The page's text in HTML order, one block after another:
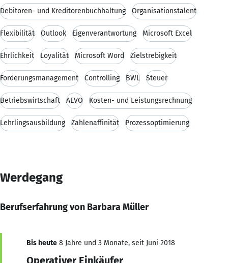
Debitoren- und Kreditorenbuchhaltung Organisationstalent
Flexibilität Outlook Eigenverantwortung Microsoft Excel
Ehrlichkeit Loyalität Microsoft Word Zielstrebigkeit
Forderungsmanagement Controlling BWL Steuer
Betriebswirtschaft AEVO Kosten- und Leistungsrechnung
Lehrlingsausbildung Zahlenaffinität Prozessoptimierung
Werdegang
Berufserfahrung von Barbara Müller
Bis heute 8 Jahre und 3 Monate, seit Juni 2018
Operativer Einkäufer